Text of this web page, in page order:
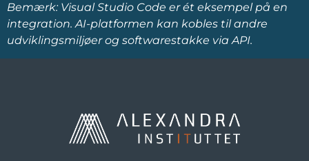
Bemærk: Visual Studio Code er ét eksempel på en
integration. AI-platformen kan kobles til andre
udviklingsmiljøer og softwarestakke via API.